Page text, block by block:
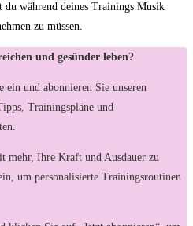
du während deines Trainings Musik
zu müssen.
und gesünder leben?
und abonnieren Sie unseren
Trainingspläne und
mehr, Ihre Kraft und Ausdauer zu
um personalisierte Trainingsroutinen